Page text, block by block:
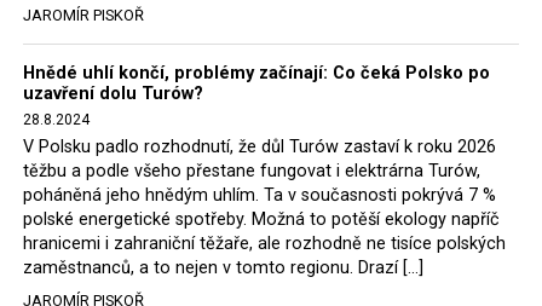
Stále jsou totiž platné argumenty Morawieckého vlády,
že důl i elektrárna jsou – kromě zabezpečování cca 7 %
polského energetického mixu – klíčovými podniky, spolu
se svými dceřinými společnostmi zaměstnávají cca pět
tisíc lidí. Navíc s činností dolu a elektrárny nepřímo
souvisí dalších několik desítek tisíc pracovních míst v
regionu. Zelená politika ale opět zvítězila.
Rozhodnutí polského ministra spravedlnosti jistě potěší
německé, české a polské ekology, kteří žalobu u
JAROMÍR PISKOŘ
Hnědé uhlí končí, problémy začínají: Co čeká Polsko po
uzavření dolu Turów?
28.8.2024
V Polsku padlo rozhodnutí, že důl Turów zastaví k roku 2026
těžbu a podle všeho přestane fungovat i elektrárna Turów,
poháněná jeho hnědým uhlím. Ta v současnosti pokrývá 7 %
polské energetické spotřeby. Možná to potěší ekology napříč
hranicemi i zahraniční těžaře, ale rozhodně ne tisíce polských
zaměstnanců, a to nejen v tomto regionu. Drazí […]
JAROMÍR PISKOŘ